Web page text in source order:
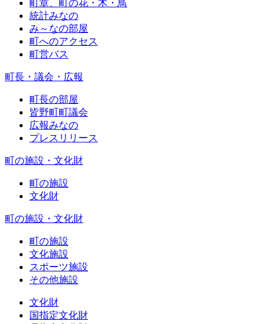
町章、町の花・木・鳥
統計みなの
み～なの部屋
町へのアクセス
町営バス
町長・議会・広報
町長の部屋
皆野町町議会
広報みなの
プレスリリース
町の施設・文化財
町の施設
文化財
町の施設・文化財
町の施設
文化施設
スポーツ施設
その他施設
文化財
国指定文化財